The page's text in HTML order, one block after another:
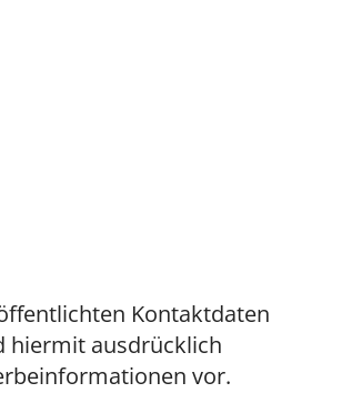
Kontaktdaten
hiermit ausdrücklich
vor.